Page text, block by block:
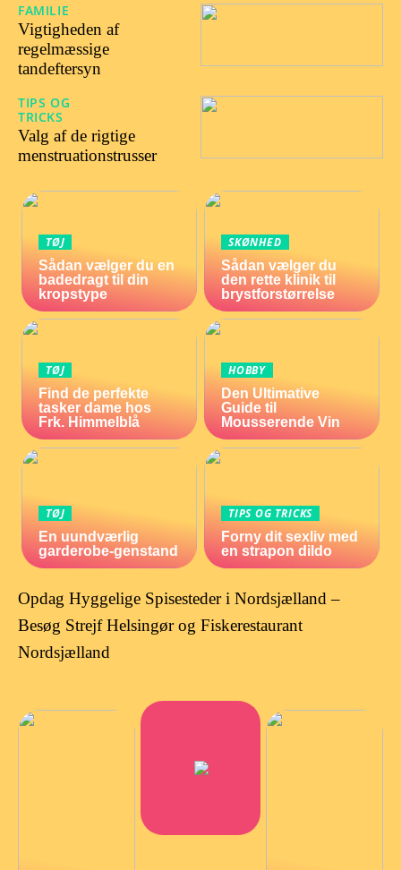
FAMILIE
Vigtigheden af
regelmæssige
tandeftersyn
TIPS OG
TRICKS
Valg af de rigtige
menstruationstrusser
TØJ
Sådan vælger du en
badedragt til din
kropstype
SKØNHED
Sådan vælger du
den rette klinik til
brystforstørrelse
TØJ
Find de perfekte
tasker dame hos
Frk. Himmelblå
HOBBY
Den Ultimative
Guide til
Mousserende Vin
TØJ
En uundværlig
garderobe-genstand
TIPS OG TRICKS
Forny dit sexliv med
en strapon dildo
Opdag Hyggelige Spisesteder i Nordsjælland –
Besøg Strejf Helsingør og Fiskerestaurant
Nordsjælland